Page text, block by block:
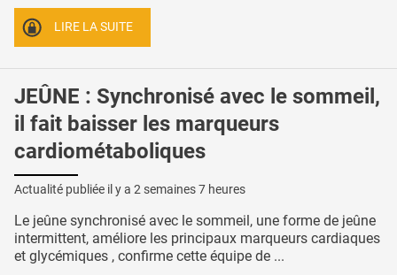
LIRE LA SUITE
JEÛNE : Synchronisé avec le sommeil,
il fait baisser les marqueurs
cardiométaboliques
Actualité publiée il y a 2 semaines 7 heures
Le jeûne synchronisé avec le sommeil, une forme de jeûne
intermittent, améliore les principaux marqueurs cardiaques
et glycémiques , confirme cette équipe de ...